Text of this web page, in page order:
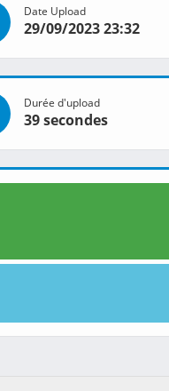
Date Upload
29/09/2023 23:32
Durée d'upload
39 secondes